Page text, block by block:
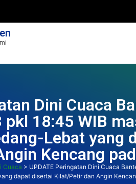
Dini Cuaca
pkl 18:45 WIB
Lebat yang
Kencang
Cuaca > UPDATE Peringatan Dini Cuaca
dapat disertai Kilat/Petir dan Angin